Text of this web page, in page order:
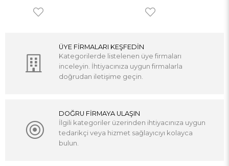
ÜYE FİRMALARI KEŞFEDİN
Kategorilerde listelenen üye firmaları
inceleyin. İhtiyacınıza uygun firmalarla
doğrudan iletişime geçin.
DOĞRU FİRMAYA ULAŞIN
İlgili kategoriler üzerinden ihtiyacınıza uygun
tedarikçi veya hizmet sağlayıcıyı kolayca
bulun.